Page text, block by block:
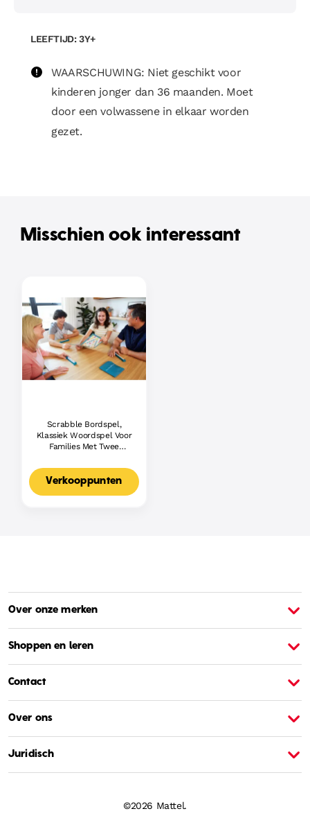
LEEFTIJD: 3Y+
WAARSCHUWING: Niet geschikt voor
kinderen jonger dan 36 maanden. Moet
door een volwassene in elkaar worden
gezet.
Misschien ook interessant
Scrabble Bordspel,
Klassiek Woordspel Voor
Families Met Twee
Voor 2-4 Spelers,
Nederlandse Editie
Verkooppunten
Over onze merken
Shoppen en leren
Contact
Over ons
Juridisch
©2026 Mattel.